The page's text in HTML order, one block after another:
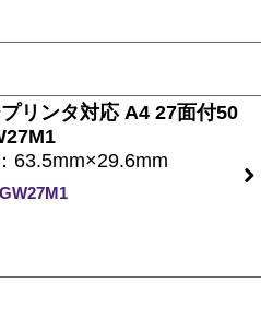
リンタ対応 A4 27面付50
63.5mm×29.6mm